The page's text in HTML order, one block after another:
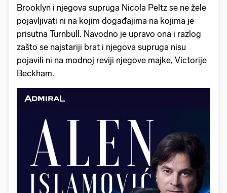
Brooklyn i njegova supruga Nicola Peltz se ne žele
pojavljivati ni na kojim događajima na kojima je
prisutna Turnbull. Navodno je upravo ona i razlog
zašto se najstariji brat i njegova supruga nisu
pojavili ni na modnoj reviji njegove majke, Victorije
Beckham.